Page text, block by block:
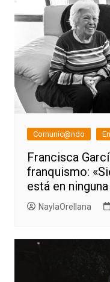
Comunic@ndo
Francisca
franquismo:
está en
NaylaOrellana